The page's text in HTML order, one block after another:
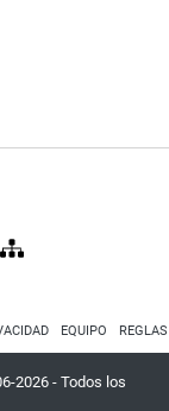
EQUIPO
2026 - Todos los